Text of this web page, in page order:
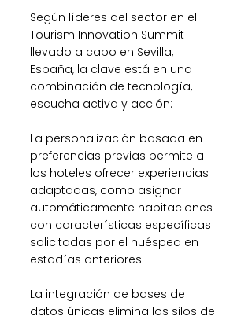
Según líderes del sector en el
Tourism Innovation Summit
llevado a cabo en Sevilla,
España, la clave está en una
combinación de tecnología,
escucha activa y acción:
La personalización basada en
preferencias previas permite a
los hoteles ofrecer experiencias
adaptadas, como asignar
automáticamente habitaciones
con características específicas
solicitadas por el huésped en
estadías anteriores.
La integración de bases de
datos únicas elimina los silos de